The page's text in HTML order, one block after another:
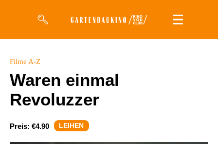
Magazin
Kuratierungen
Events
Filme A-Z
Waren einmal
Revoluzzer
Preis: €4.90 LEIHEN